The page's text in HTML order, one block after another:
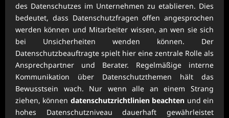
des Datenschutzes im Unternehmen zu etablieren. Dies
bedeutet, dass Datenschutzfragen offen angesprochen
werden können und Mitarbeiter wissen, an wen sie sich
bei Unsicherheiten wenden können. Der
Datenschutzbeauftragte spielt hier eine zentrale Rolle als
Ansprechpartner und Berater. Regelmäßige interne
Kommunikation über Datenschutzthemen hält das
Bewusstsein wach. Nur wenn alle an einem Strang
ziehen, können datenschutzrichtlinien beachten und ein
hohes Datenschutzniveau dauerhaft gewährleistet